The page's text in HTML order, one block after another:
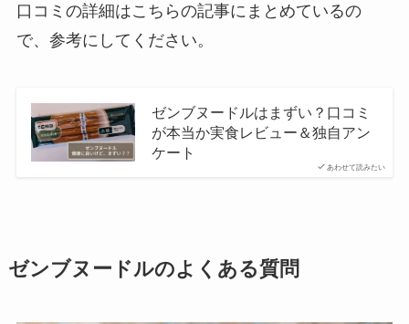
口コミの詳細はこちらの記事にまとめているの
で、参考にしてください。
あわせて読みたい
ゼンブヌードルはまずい？口コミ
が本当か実食レビュー＆独自アン
ケート
ゼンブヌードルのよくある質問